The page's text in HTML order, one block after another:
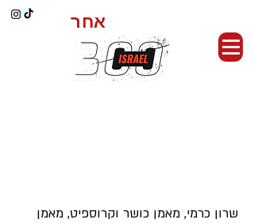
אחר
שרון כרמי, מאמן כושר וקרוספיט, מאמן